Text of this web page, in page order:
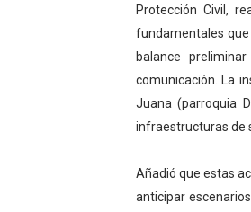
Protección Civil,
fundamentales que
balance
comunicación. La
Juana (parroquia
infraestructuras de
Añadió que estas
anticipar